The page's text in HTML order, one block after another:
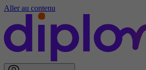
Aller au contenu